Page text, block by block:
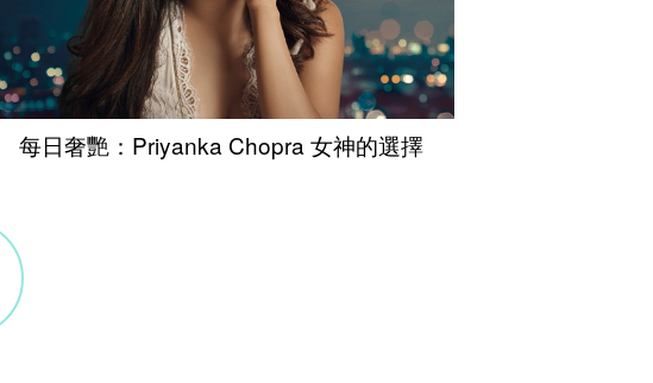
每日奢艷：Priyanka Chopra 女神的選擇